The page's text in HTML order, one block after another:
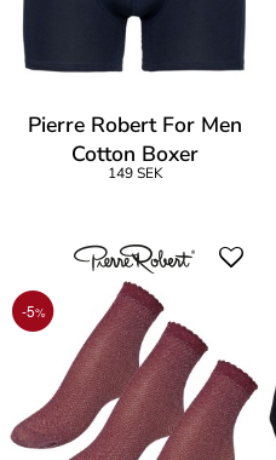
Pierre Robert For Men
Cotton Boxer
149 SEK
-5%